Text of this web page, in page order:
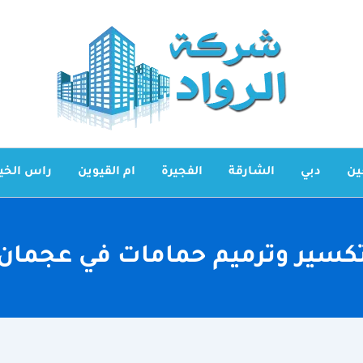
دبي الشارقة الفجيرة ام القيوين راس
وترميم حمامات في